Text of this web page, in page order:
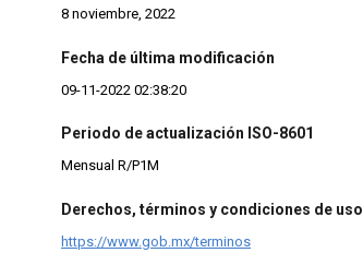
8 noviembre, 2022
Fecha de última modificación
09-11-2022 02:38:20
Periodo de actualización ISO-8601
Mensual R/P1M
Derechos, términos y condiciones de uso
https://www.gob.mx/terminos